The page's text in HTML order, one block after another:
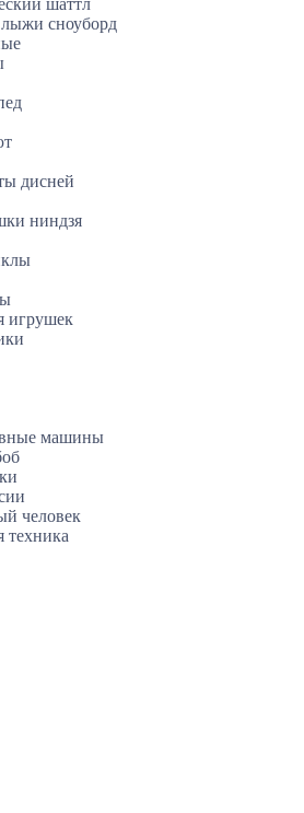
шаттл
сноуборд
дисней
ниндзя
игрушек
машины
человек
техника